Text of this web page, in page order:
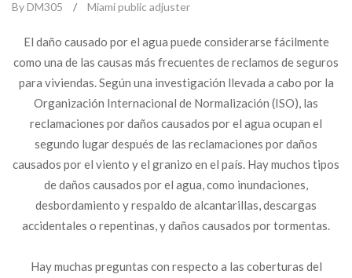
By DM305 / Miami public adjuster
El daño causado por el agua puede considerarse fácilmente
como una de las causas más frecuentes de reclamos de seguros
para viviendas. Según una investigación llevada a cabo por la
Organización Internacional de Normalización (ISO), las
reclamaciones por daños causados ​​por el agua ocupan el
segundo lugar después de las reclamaciones por daños
causados ​​por el viento y el granizo en el país. Hay muchos tipos
de daños causados ​​por el agua, como inundaciones,
desbordamiento y respaldo de alcantarillas, descargas
accidentales o repentinas, y daños causados ​​por tormentas.
Hay muchas preguntas con respecto a las coberturas del